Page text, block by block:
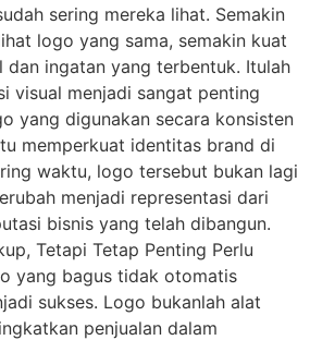
sering mereka lihat. Semakin
logo yang sama, semakin kuat
dan ingatan yang terbentuk. Itulah
visual menjadi sangat penting
yang digunakan secara konsisten
memperkuat identitas brand di
waktu, logo tersebut bukan lagi
menjadi representasi dari
bisnis yang telah dibangun.
Tetapi Tetap Penting Perlu
yang bagus tidak otomatis
sukses. Logo bukanlah alat
penjualan dalam